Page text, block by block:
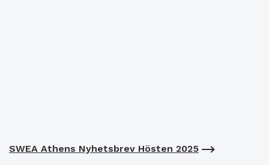
SWEA Athens Nyhetsbrev Hösten 2025